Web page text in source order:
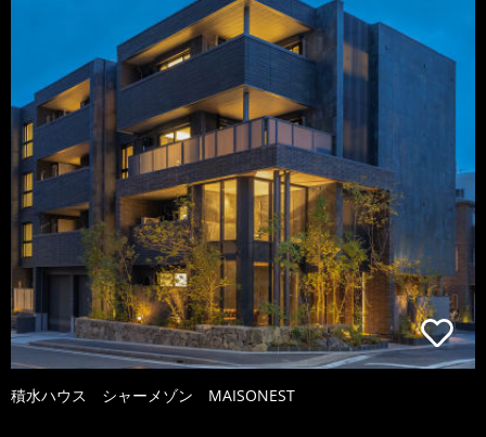
積水ハウス シャーメゾン MAISONEST